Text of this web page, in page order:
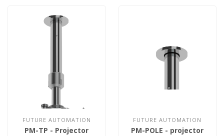
FUTURE AUTOMATION
PM-TP - Projector
FUTURE AUTOMATION
PM-POLE - projector